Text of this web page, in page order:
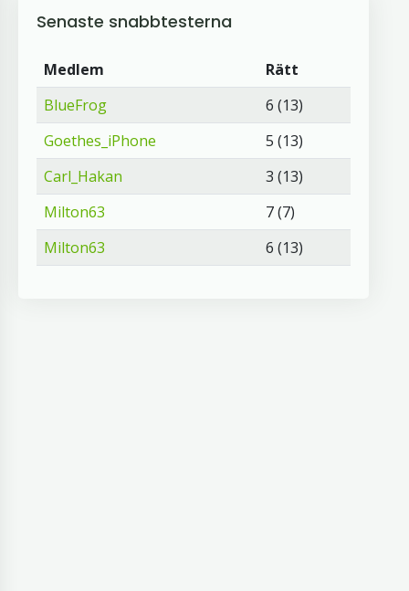
Senaste snabbtesterna
Medlem
Rätt
BlueFrog
6 (13)
Goethes_iPhone
5 (13)
Carl_Hakan
3 (13)
Milton63
7 (7)
Milton63
6 (13)